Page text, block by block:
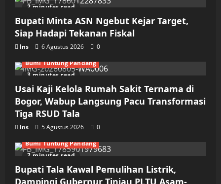
2 minutes read
Bupati Minta ASN Ngebut Kejar Target,
Siap Hadapi Tekanan Fiskal
Ins 6 Agustus 2026 0
3 minutes read
Bumi Tuntung Pandang
Usai Kaji Kelola Rumah Sakit Ternama di
Bogor, Wabup Langsung Pacu Transformasi
Tiga RSUD Tala
Ins 5 Agustus 2026 0
2 minutes read
Bumi Tuntung Pandang
Bupati Tala Kawal Pemulihan Listrik,